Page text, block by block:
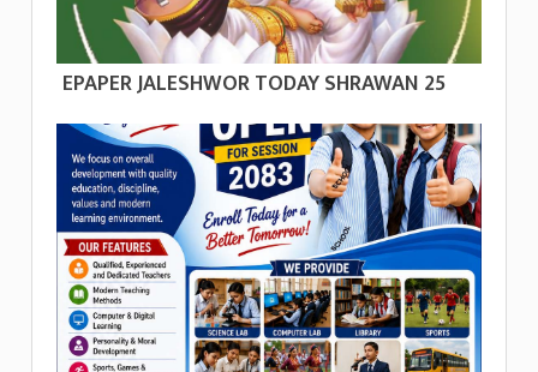
EPAPER JALESHWOR TODAY SHRAWAN 25